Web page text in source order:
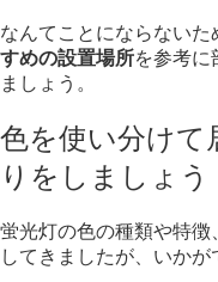
なんてことにならないた
すめの設置場所を参考に
ましょう。
色を使い分けて
りをしましょう
蛍光灯の色の種類や特徴
してきましたが、 いかが